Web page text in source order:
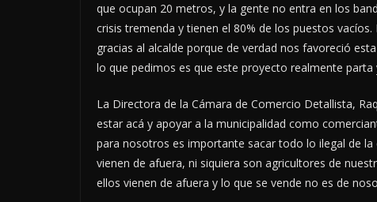
que ocupan 20 metros, y la gente no entra en los
crisis tremenda y tienen el 80% de los puestos
gracias al alcalde porque de verdad nos favoreció
lo que pedimos es que este proyecto realmente parta
La Directora de la Cámara de Comercio Detallista,
estar acá y apoyar a la municipalidad como
para nosotros es importante sacar todo lo ilegal de
vienen de afuera, ni siquiera son agricultores de
ellos vienen de afuera y lo que se vende no es de